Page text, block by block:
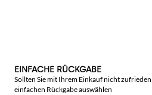
EINFACHE RÜCKGABE
Sollten Sie mit Ihrem Einkauf nicht
einfachen Rückgabe auswählen